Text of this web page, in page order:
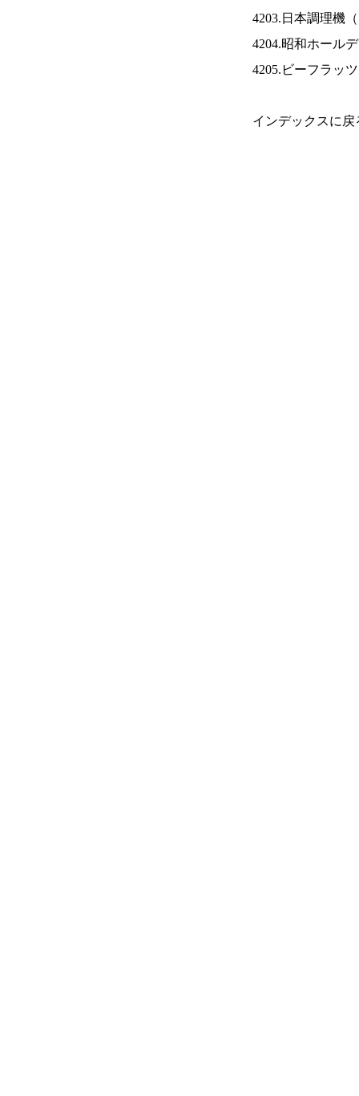
4203.日本調理機（
4204.昭和ホール
4205.ビーフラッ
インデックスに戻